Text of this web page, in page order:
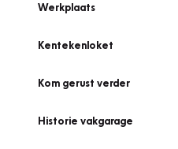
Werkplaats
Kentekenloket
Kom gerust verder
Historie vakgarage